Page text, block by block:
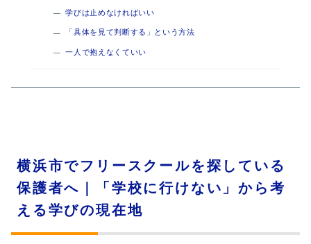
学びは止めなければいい
「具体を見て判断する」という方法
一人で抱えなくていい
横浜市でフリースクールを探している
保護者へ｜「学校に行けない」から考
える学びの現在地